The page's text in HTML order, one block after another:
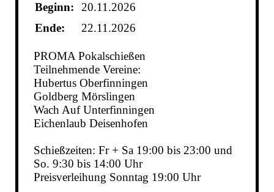
Beginn:
20.11.2026
Ende:
22.11.2026
PROMA Pokalschießen
Teilnehmende Vereine:
Hubertus Oberfinningen
Goldberg Mörslingen
Wach Auf Unterfinningen
Eichenlaub Deisenhofen
Schießzeiten: Fr + Sa 19:00 bis 23:00 und
So. 9:30 bis 14:00 Uhr
Preisverleihung Sonntag 19:00 Uhr